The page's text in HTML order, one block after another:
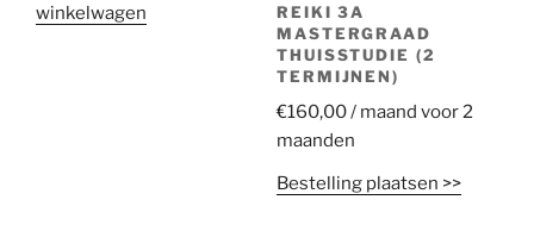
winkelwagen
REIKI 3A
MASTERGRAAD
THUISSTUDIE (2
TERMIJNEN)
€160,00/ maand voor 2
maanden
Bestelling plaatsen >>